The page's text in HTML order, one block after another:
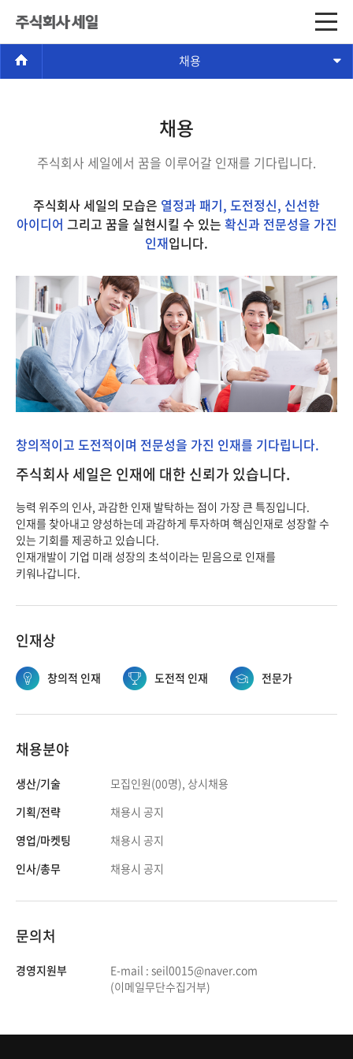
채용
채용
주식회사 세일에서 꿈을 이루어갈 인재를 기다립니다.
주식회사 세일의 모습은 열정과 패기, 도전정신, 신선한
아이디어 그리고 꿈을 실현시킬 수 있는 확신과 전문성을 가진
인재입니다.
창의적이고 도전적이며 전문성을 가진 인재를 기다립니다.
주식회사 세일은 인재에 대한 신뢰가 있습니다.
능력 위주의 인사, 과감한 인재 발탁하는 점이 가장 큰 특징입니다.
인재를 찾아내고 양성하는데 과감하게 투자하며 핵심인재로 성장할 수
있는 기회를 제공하고 있습니다.
인재개발이 기업 미래 성장의 초석이라는 믿음으로 인재를
키워나갑니다.
인재상
창의적 인재 도전적 인재 전문가
채용분야
생산/기술
모집인원(00명), 상시채용
기획/전략
채용시 공지
영업/마켓팅
채용시 공지
인사/총무
채용시 공지
문의처
경영지원부
E-mail : seil0015@naver.com
(이메일무단수집거부)